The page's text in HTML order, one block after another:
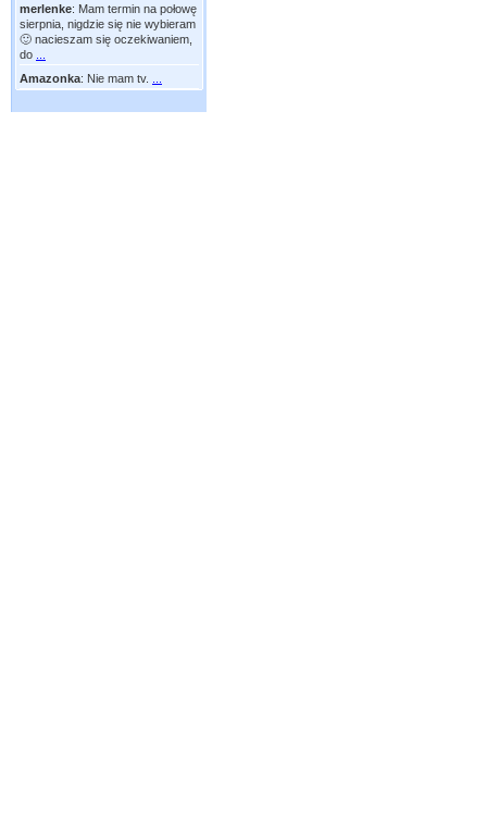
merlenke: Mam termin na połowę
sierpnia, nigdzie się nie wybieram
🙂 nacieszam się oczekiwaniem,
do
Amazonka: Nie mam tv.